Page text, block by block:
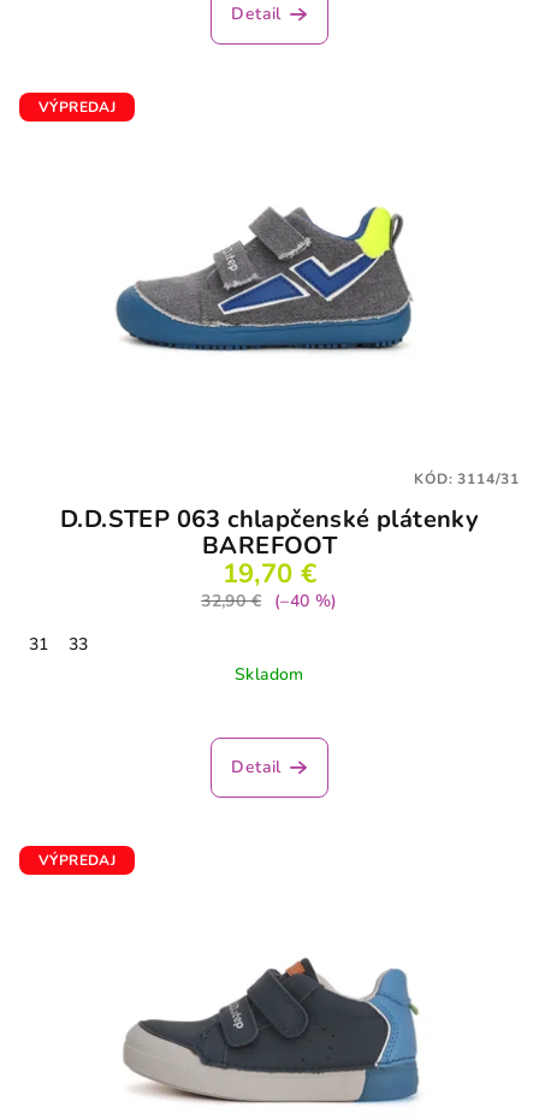
Detail
VÝPREDAJ
D.D.STEP 063 chlapčenské plátenky
BAREFOOT
19,70 €
32,90 €
(–40 %)
31
33
Skladom
Detail
KÓD:3114/31
VÝPREDAJ